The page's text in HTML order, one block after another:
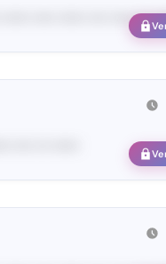
••••• •••••• •••• ••••• •••